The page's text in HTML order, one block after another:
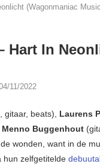
(Wagonmaniac
Hart In
11/2022
gitaar, beats), Laurens
Menno Buggenhout
wonden, want in de
hun zelfgetitelde